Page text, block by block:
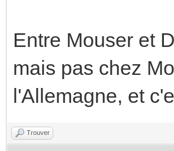
Entre Mouser et
mais pas chez
l'Allemagne, et
Trouver